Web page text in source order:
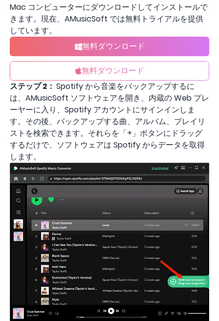
Mac コンピューターにダウンロードしてインストールで
きます。現在、AMusicSoft では無料トライアルを提供
しています。
無料ダウンロード
無料ダウンロード
ステップ 2： Spotify から音楽をバックアップするに
は、AMusicSoft ソフトウェアを開き、内蔵の Web プレ
ーヤーに入り、Spotify アカウントにサインインしま
す。その後、バックアップする曲、アルバム、プレイリ
ストを検索できます。それらを「+」ボタンにドラッグ
するだけで、ソフトウェアは Spotify からデータを取得
します。